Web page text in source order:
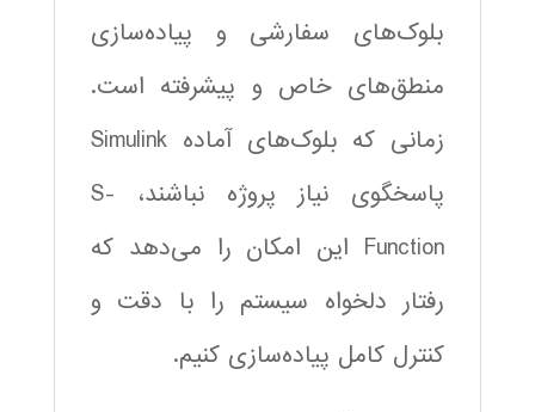
بلوک‌های سفارشی و پیاده‌سازی
منطق‌های خاص و پیشرفته است.
زمانی که بلوک‌های آماده Simulink
پاسخگوی نیاز پروژه نباشند، S-
Function این امکان را می‌دهد که
رفتار دلخواه سیستم را با دقت و
کنترل کامل پیاده‌سازی کنیم.